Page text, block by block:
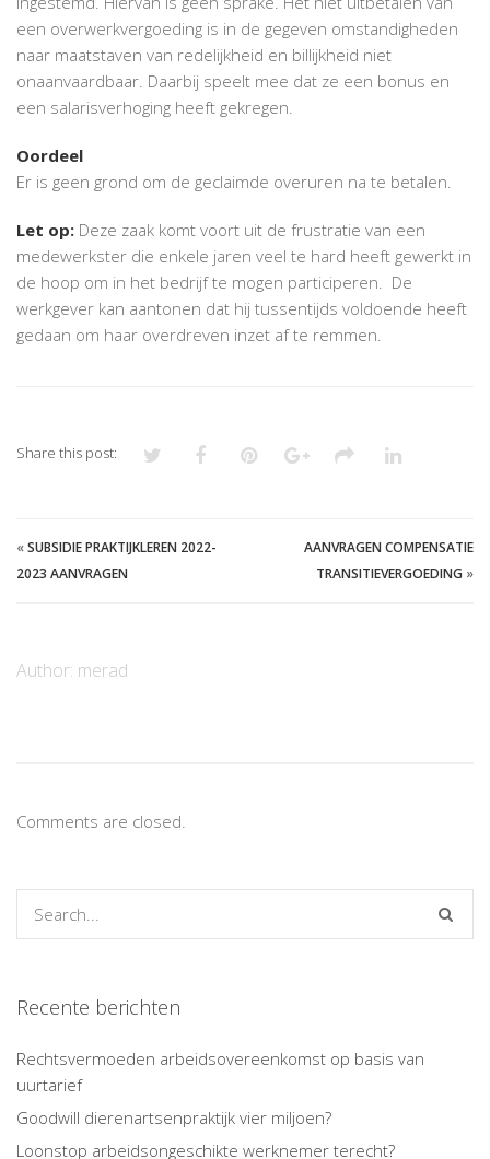
een overwerkvergoeding is in de gegeven omstandigheden
naar maatstaven van redelijkheid en billijkheid niet
onaanvaardbaar. Daarbij speelt mee dat ze een bonus en
een salarisverhoging heeft gekregen.
Oordeel
Er is geen grond om de geclaimde overuren na te betalen.
Let op: Deze zaak komt voort uit de frustratie van een
medewerkster die enkele jaren veel te hard heeft gewerkt in
de hoop om in het bedrijf te mogen participeren. De
werkgever kan aantonen dat hij tussentijds voldoende heeft
gedaan om haar overdreven inzet af te remmen.
Share this post:
«SUBSIDIE PRAKTIJKLEREN 2022-
2023 AANVRAGEN
AANVRAGEN COMPENSATIE
TRANSITIEVERGOEDING »
Author: merad
Comments are closed.
Recente berichten
Rechtsvermoeden arbeidsovereenkomst op basis van
uurtarief
Goodwill dierenartsenpraktijk vier miljoen?
Loonstop arbeidsongeschikte werknemer terecht?